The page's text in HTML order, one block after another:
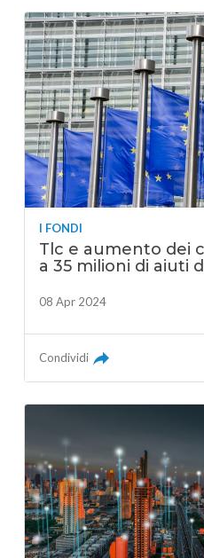
I FONDI
Tlc e aumento dei
a 35 milioni di aiuti
08 Apr 2024
Condividi